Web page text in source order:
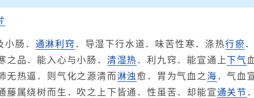
小肠． 通淋利窍 ．导湿下行水道．味苦性寒．涤热行瘀
之品．能入心与小肠． 清湿热 ．利九窍．能宣通上 下气
无热逼．则气化之源清而 淋浊 愈．胃为气血之海 ．气血
藤属绕树而生．吹之上下皆通．性虽苦．却能宣通关节